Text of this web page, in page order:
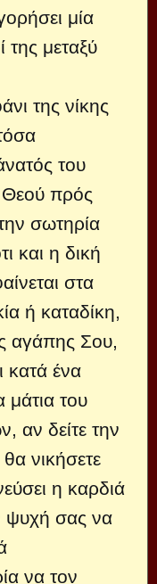
μία
της μεταξύ
της νίκης
του
Θεού πρός
σωτηρία
και η δική
στα
ή καταδίκη,
αγάπης Σου,
κατά ένα
μάτια του
αν δείτε την
νικήσετε
η καρδιά
ψυχή σας να
να τον